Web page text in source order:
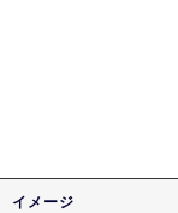
イメージ